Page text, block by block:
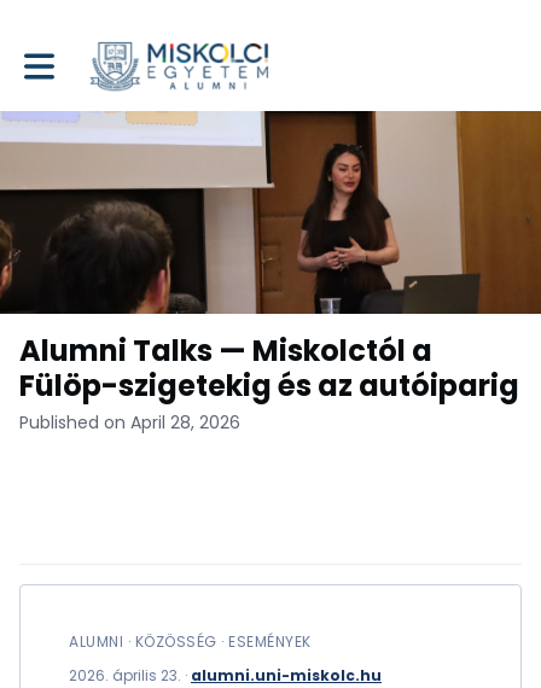
Toggle main navigation
Alumni Talks — Miskolctól a
Fülöp-szigetekig és az autóiparig
Published on April 28, 2026
ALUMNI · KÖZÖSSÉG · ESEMÉNYEK
2026. április 23. · alumni.uni-miskolc.hu